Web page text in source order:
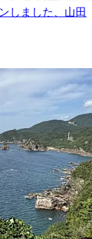
しました、山田